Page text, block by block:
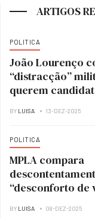
ARTIGOS
POLITICA
João Lourenço
“distracção”
querem
BY LUISA 13-DEZ-2025
POLITICA
MPLA compara
“desconforto de
BY LUISA 08-DEZ-2025